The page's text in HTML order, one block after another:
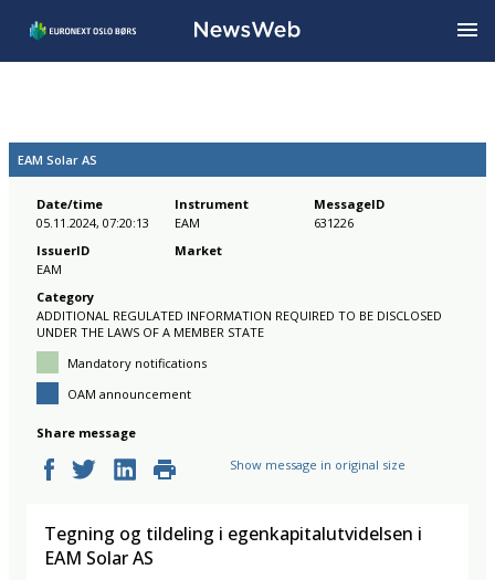
EAM Solar AS
Date/time
05.11.2024, 07:20:13
MessageID
631226
IssuerID
EAM
Instrument
EAM
Market
Category
ADDITIONAL REGULATED INFORMATION REQUIRED TO BE DISCLOSED
UNDER THE LAWS OF A MEMBER STATE
Mandatory notifications
OAM announcement
Share message
Show message in original size
Tegning og tildeling i egenkapitalutvidelsen i
EAM Solar AS